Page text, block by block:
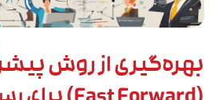
بهره‌گیری از روش